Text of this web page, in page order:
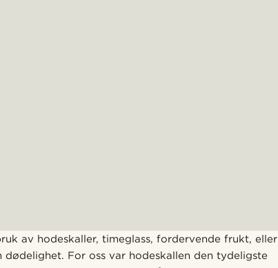
av hodeskaller, timeglass, fordervende frukt, eller
For oss var hodeskallen den tydeligste